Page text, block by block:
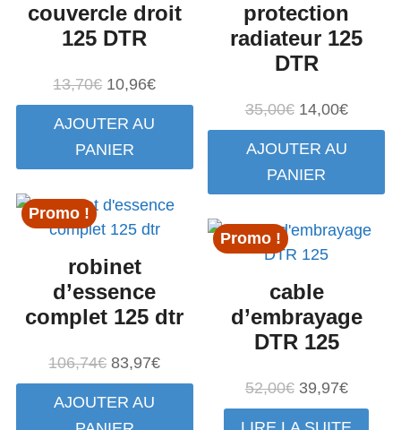
couvercle droit
125 DTR
13,70€ Le
prix
initial
était :
10,96€Le
prix
AJOUTER AU
PANIER
protection
radiateur 125
DTR
35,00€ Le
prix
initial
était :
14,00€Le
prix
AJOUTER AU
PANIER
Promo !
robinet
d’essence
complet 125 dtr
106,74€ Le
prix
initial
83,97€Le
prix
AJOUTER AU
Promo !
cable
d’embrayage
DTR 125
52,00€ Le
prix
39,97€Le
prix